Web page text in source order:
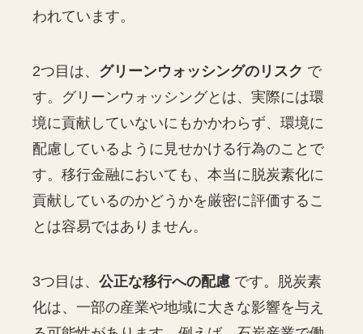
われています。
2つ目は、 グリーンウォッシングのリスク で
す。グリーンウォッシングとは、実際には環
境に貢献していないにもかかわらず、環境に
配慮しているように見せかける行為のことで
す。移行金融においても、本当に脱炭素化に
貢献しているのかどうかを厳密に評価するこ
とは容易ではありません。
3つ目は、公正な移行への配慮 です。脱炭素
化は、一部の産業や地域に大きな影響を与え